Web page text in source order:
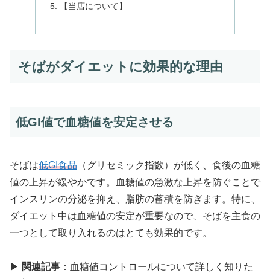
【当店について】
そばがダイエットに効果的な理由
低GI値で血糖値を安定させる
そばは低GI食品 （グリセミック指数）が低く、食後の血糖
値の上昇が緩やかです。血糖値の急激な上昇を防ぐことで
インスリンの分泌を抑え、脂肪の蓄積を防ぎます。特に、
ダイエット中は血糖値の安定が重要なので、そばを主食の
一つとして取り入れるのはとても効果的です。
▶ 関連記事 ：血糖値コントロールについて詳しく知りた